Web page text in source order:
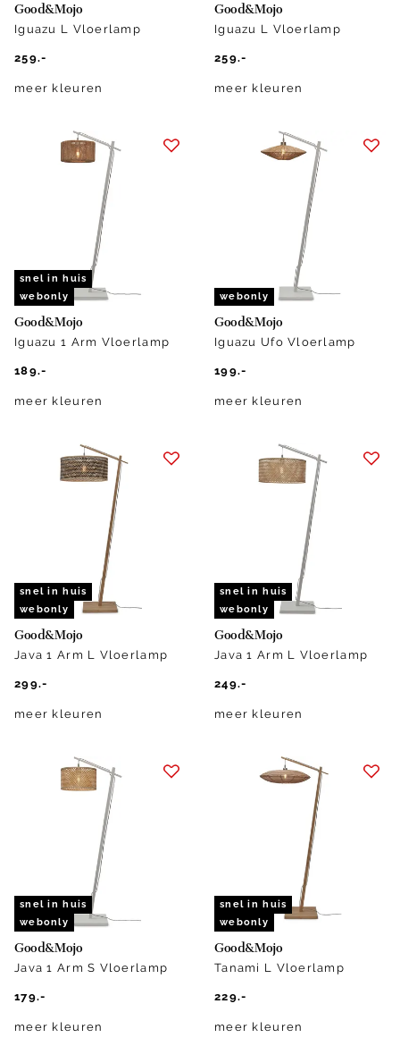
Good&Mojo
Iguazu L Vloerlamp
259.-
meer kleuren
Good&Mojo
Iguazu L Vloerlamp
259.-
meer kleuren
snel in huis
webonly
Good&Mojo
Iguazu 1 Arm Vloerlamp
189.-
meer kleuren
webonly
Good&Mojo
Iguazu Ufo Vloerlamp
199.-
meer kleuren
snel in huis
webonly
Good&Mojo
Java 1 Arm L Vloerlamp
299.-
meer kleuren
snel in huis
webonly
Good&Mojo
Java 1 Arm L Vloerlamp
249.-
meer kleuren
snel in huis
webonly
Good&Mojo
Java 1 Arm S Vloerlamp
179.-
meer kleuren
snel in huis
webonly
Good&Mojo
Tanami L Vloerlamp
229.-
meer kleuren